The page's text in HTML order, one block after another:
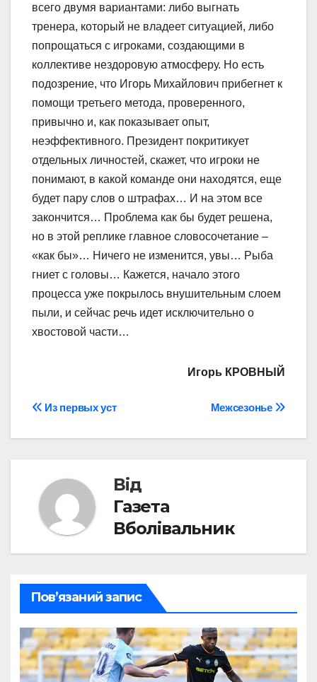
всего двумя вариантами: либо выгнать
тренера, который не владеет ситуацией, либо
попрощаться с игроками, создающими в
коллективе нездоровую атмосферу. Но есть
подозрение, что Игорь Михайлович прибегнет к
помощи третьего метода, проверенного,
привычно и, как показывает опыт,
неэффективного. Президент покритикует
отдельных личностей, скажет, что игроки не
понимают, в какой команде они находятся, еще
будет пару слов о штрафах… И на этом все
закончится… Проблема как бы будет решена,
но в этой реплике главное словосочетание –
«как бы»… Ничего не изменится, увы… Рыба
гниет с головы… Кажется, начало этого
процесса уже покрылось внушительным слоем
пыли, и сейчас речь идет исключительно о
хвостовой части…
Игорь КРОВНЫЙ
Навігація
записів
Межсезонье
Из первых уст
Від
Газета
Вболівальник
Пов’язаний запис